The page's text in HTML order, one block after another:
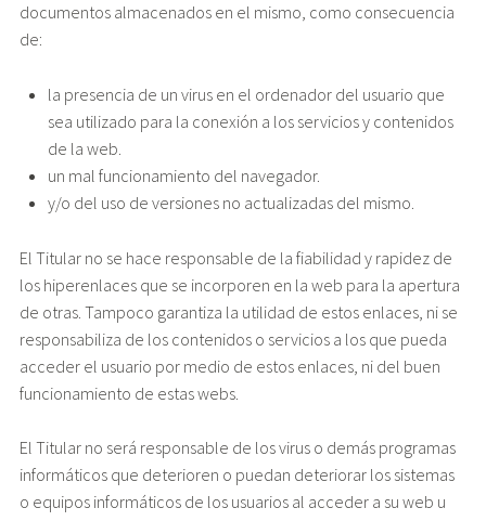
documentos almacenados en el mismo, como consecuencia
de:
la presencia de un virus en el ordenador del usuario que
sea utilizado para la conexión a los servicios y contenidos
de la web.
un mal funcionamiento del navegador.
y/o del uso de versiones no actualizadas del mismo.
El Titular no se hace responsable de la fiabilidad y rapidez de
los hiperenlaces que se incorporen en la web para la apertura
de otras. Tampoco garantiza la utilidad de estos enlaces, ni se
responsabiliza de los contenidos o servicios a los que pueda
acceder el usuario por medio de estos enlaces, ni del buen
funcionamiento de estas webs.
El Titular no será responsable de los virus o demás programas
informáticos que deterioren o puedan deteriorar los sistemas
o equipos informáticos de los usuarios al acceder a su web u